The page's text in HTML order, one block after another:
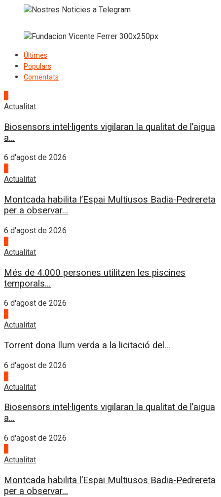
Últimes
Populars
Comentats
Actualitat
Biosensors intel·ligents vigilaran la qualitat de l’aigua
a...
6 d'agost de 2026
Actualitat
Montcada habilita l’Espai Multiusos Badia-Pedrereta
per a observar...
6 d'agost de 2026
Actualitat
Més de 4.000 persones utilitzen les piscines
temporals...
6 d'agost de 2026
Actualitat
Torrent dona llum verda a la licitació del...
6 d'agost de 2026
Actualitat
Biosensors intel·ligents vigilaran la qualitat de l’aigua
a...
6 d'agost de 2026
Actualitat
Montcada habilita l’Espai Multiusos Badia-Pedrereta
per a observar...